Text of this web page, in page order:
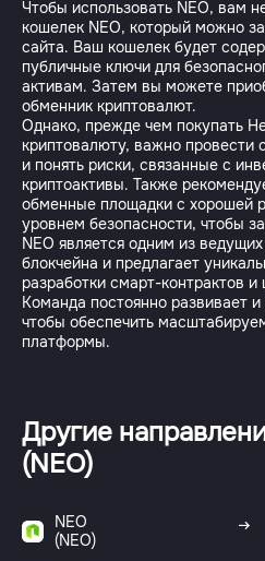
Чтобы использовать NEO, вам
кошелек NEO, который можно
сайта. Ваш кошелек будет
публичные ключи для
активам. Затем вы можете
обменник криптовалют.
Однако, прежде чем покупать
криптовалюту, важно провести
и понять риски, связанные с
криптоактивы. Также
обменные площадки с хорошей
уровнем безопасности, чтобы
NEO является одним из
блокчейна и предлагает
разработки смарт-контрактов
Команда постоянно развивает
чтобы обеспечить
платформы.
Другие
(NEO)
NEO
(NEO)